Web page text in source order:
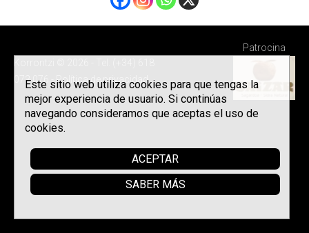
072 076 - Política de privacidad
Patrocina
Este sitio web utiliza cookies para que tengas la
mejor experiencia de usuario. Si continúas
navegando consideramos que aceptas el uso de
cookies.
ACEPTAR
SABER MÁS